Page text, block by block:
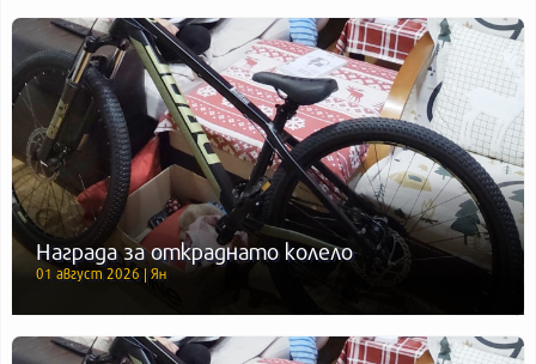
Награда за откраднато колело
01 август 2026 | Ян